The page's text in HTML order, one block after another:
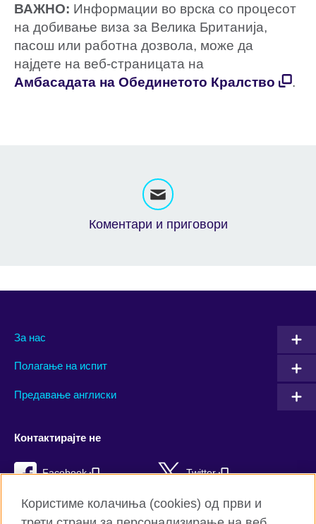
ВАЖНО: Информации во врска со процесот
на добивање виза за Велика Британија,
пасош или работна дозвола, може да
најдете на веб-страницата на
Амбасадата на Обединетото Кралство
.
Коментари и приговори
За нас
Полагање на испит
Предавање англиски
Контактирајте не
Facebook Twitter
YouTube Flickr
Користиме колачиња (cookies) од први и